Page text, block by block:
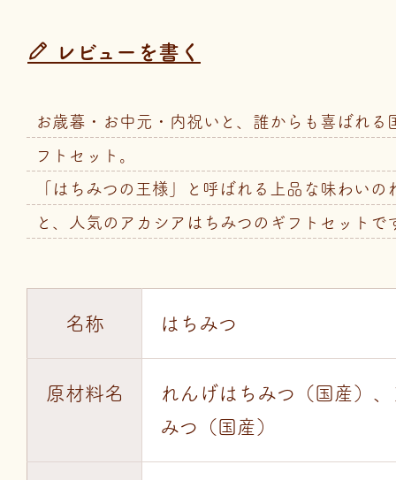
レビューを書く
お歳暮・お中元・内祝いと、誰からも喜ばれる
フトセット。
「はちみつの王様」と呼ばれる上品な味わいの
と、人気のアカシアはちみつのギフトセットで
名称 はちみつ
原材料名
れんげはちみつ（国産）
みつ（国産）